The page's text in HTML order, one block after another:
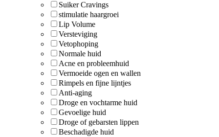
Suiker Cravings
stimulatie haargroei
Lip Volume
Versteviging
Vetophoping
Normale huid
Acne en probleemhuid
Vermoeide ogen en wallen
Rimpels en fijne lijntjes
Anti-aging
Droge en vochtarme huid
Gevoelige huid
Droge of gebarsten lippen
Beschadigde huid